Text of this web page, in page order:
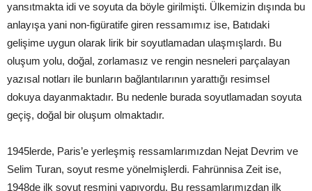
yansıtmakta idi ve soyuta da böyle girilmişti. Ülkemizin dışında bu
anlayışa yani non-figüratife giren ressamımız ise, Batıdaki
gelişime uygun olarak lirik bir soyutlamadan ulaşmışlardı. Bu
oluşum yolu, doğal, zorlamasız ve rengin nesneleri parçalayan
yazısal notları ile bunların bağlantılarının yarattığı resimsel
dokuya dayanmaktadır. Bu nedenle burada soyutlamadan soyuta
geçiş, doğal bir oluşum olmaktadır.
1945lerde, Paris’e yerleşmiş ressamlarımızdan Nejat Devrim ve
Selim Turan, soyut resme yönelmişlerdi. Fahrünnisa Zeit ise,
1948de ilk soyut resmini yapıyordu. Bu ressamlarımızdan ilk